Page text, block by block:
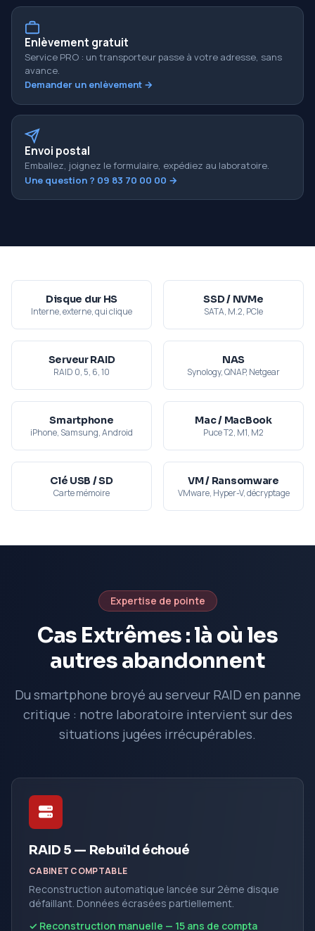
Enlèvement gratuit
Service PRO : un transporteur passe à votre adresse, sans
avance.
Demander un enlèvement →
Envoi postal
Emballez, joignez le formulaire, expédiez au laboratoire.
Une question ? 09 83 70 00 00 →
Disque dur HS
Interne, externe, qui clique
SSD / NVMe
SATA, M.2, PCIe
Serveur RAID
RAID 0, 5, 6, 10
NAS
Synology, QNAP, Netgear
Smartphone
iPhone, Samsung, Android
Mac / MacBook
Puce T2, M1, M2
Clé USB / SD
Carte mémoire
VM / Ransomware
VMware, Hyper-V, décryptage
Expertise de pointe
Cas Extrêmes : là où les
autres abandonnent
Du smartphone broyé au serveur RAID en panne
critique : notre laboratoire intervient sur des
situations jugées irrécupérables.
RAID 5 — Rebuild échoué
CABINET COMPTABLE
Reconstruction automatique lancée sur 2ème disque
défaillant. Données écrasées partiellement.
✓ Reconstruction manuelle — 15 ans de compta